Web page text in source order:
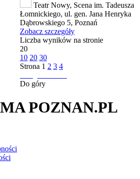
Teatr Nowy, Scena im. Tadeusza
Łomnickiego, ul. gen. Jana Henryka
Dąbrowskiego 5, Poznań
Zobacz szczegóły
Liczba wyników na stronie
20
10 20 30
Strona 1 2 3 4
Do góry
POZNAN.PL